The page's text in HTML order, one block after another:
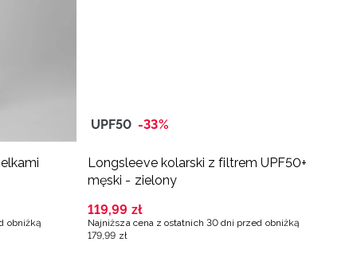
obniżką
UPF50 -33%
Longsleeve kolarski z filtrem UPF50+
męski - zielony
119,99 zł
Najniższa cena z ostatnich 30 dni przed obniżką
179 ,99 zł